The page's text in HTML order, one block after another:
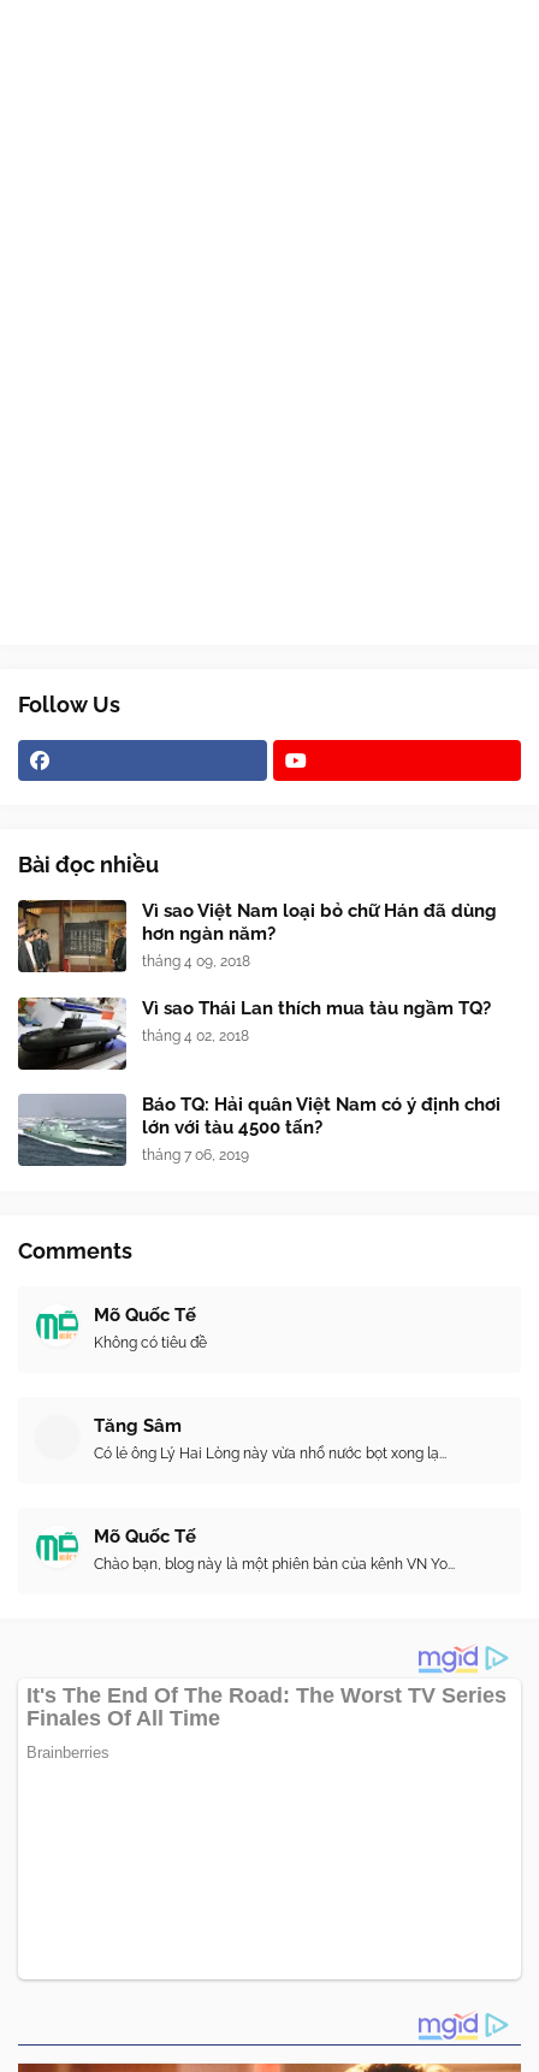
Follow Us
Bài đọc nhiều
Vì sao Việt Nam loại bỏ chữ Hán đã dùng
hơn ngàn năm?
tháng 4 09, 2018
Vì sao Thái Lan thích mua tàu ngầm TQ?
tháng 4 02, 2018
Báo TQ: Hải quân Việt Nam có ý định chơi
lớn với tàu 4500 tấn?
tháng 7 06, 2019
Comments
Mõ Quốc Tế
Không có tiêu đề
Tăng Sâm
Có lẻ ông Lý Hai Lòng này vừa nhổ nước bọt xong lạ...
Mõ Quốc Tế
Chào bạn, blog này là một phiên bản của kênh VN Yo...